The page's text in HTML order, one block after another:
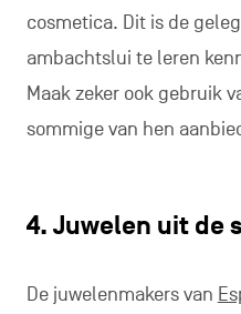
cosmetica. Dit is de
ambachtslui te leren
Maak zeker ook gebruik
sommige van hen
4. Juwelen uit de
De juwelenmakers van